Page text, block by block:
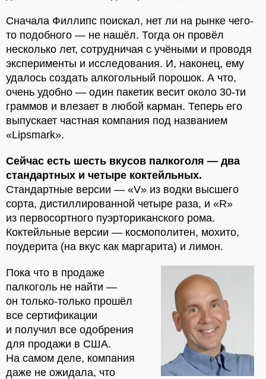
Сначала Филлипс поискал, нет ли на рынке чего-
то подобного — не нашёл. Тогда он провёл
несколько лет, сотрудничая с учёными и проводя
эксперименты и исследования. И, наконец, ему
удалось создать алкогольный порошок. А что,
очень удобно — один пакетик весит около 30-ти
граммов и влезает в любой карман. Теперь его
выпускает частная компания под названием
«Lipsmark».
Сейчас есть шесть вкусов палкоголя — два
стандартных и четыре коктейльных.
Стандартные версии — «V» из водки высшего
сорта, дистиллированной четыре раза, и «R»
из первосортного пуэрториканского рома.
Коктейльные версии — космополитен, мохито,
поудерита (на вкус как маргарита) и лимон.
Пока что в продаже
палкоголь не найти —
он только-только прошёл
все сертификации
и получил все одобрения
для продажи в США.
На самом деле, компания
даже не ожидала, что